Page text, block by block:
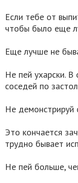
Если тебе от
чтобы было еще
Еще лучше не
Не пей ухарски.
соседей по
Не демонстрируй
Это кончается
трудно бывает
Не пей больше,